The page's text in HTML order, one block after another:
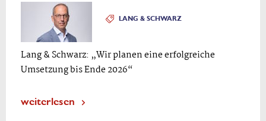
LANG & SCHWARZ
Lang & Schwarz: „Wir planen eine erfolgreiche
Umsetzung bis Ende 2026“
weiterlesen